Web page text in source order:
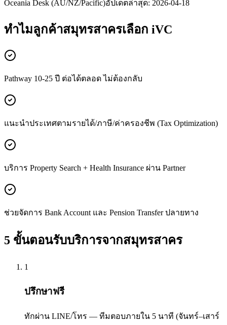
Oceania Desk (AU/NZ/Pacific)อัปเดตล่าสุด: 2026-04-18
ทำไมลูกค้าสมุทรสาครเลือก iVC
Pathway 10-25 ปี ต่อได้ตลอด ไม่ต้องกลับ
แนะนำประเทศตามรายได้/ภาษี/ค่าครองชีพ (Tax Optimization)
บริการ Property Search + Health Insurance ผ่าน Partner
ช่วยจัดการ Bank Account และ Pension Transfer ปลายทาง
5 ขั้นตอนรับบริการจากสมุทรสาคร
1
ปรึกษาฟรี
ทักผ่าน LINE/โทร — ทีมตอบภายใน 5 นาที (จันทร์–เสาร์